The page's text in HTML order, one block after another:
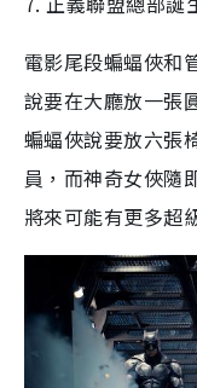
電影尾段蝙蝠俠和
說要在大廳放一張
蝙蝠俠說要放六張
員，而神奇女俠隨
將來可能有更多超